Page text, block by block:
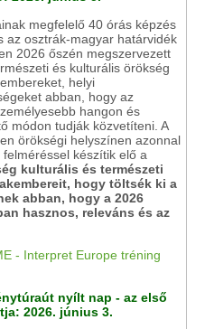
megfelelő 40 órás képzés
az osztrák-magyar határvidék
2026 őszén megszervezett
és kulturális örökség
helyi
abban, hogy az
hangon és
módon tudják közvetíteni. A
örökségi helyszínen azonnal
készítik elő a
kulturális és természeti
hogy töltsék ki a
abban, hogy a 2026
hasznos, releváns és az
- Interpret Europe tréning
nyílt nap - az első
2026. június 3.